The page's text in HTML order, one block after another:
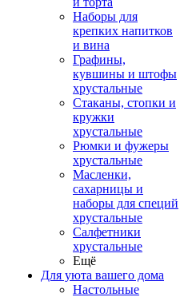
Наборы для
крепких напитков
и вина
Графины,
кувшины и штофы
хрустальные
Стаканы, стопки и
кружки
хрустальные
Рюмки и фужеры
хрустальные
Масленки,
сахарницы и
наборы для специй
хрустальные
Салфетники
хрустальные
Ещё
Для уюта вашего дома
Настольные